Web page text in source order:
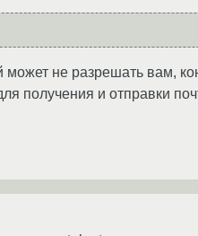
не разрешать вам,
получения и отправки